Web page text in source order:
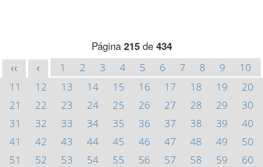
Página 215de 434
<< < 1 2 3 4 5 6 7 8 9
10
11
12 13 14 15 16 17 18 19
20
21
22 23 24 25 26 27 28 29
30
31
32 33 34 35 36 37 38 39
40
41
42 43 44 45 46 47 48 49
50
51
52 53 54 55 56 57 58 59
60